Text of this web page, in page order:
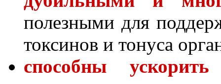
полезными для
токсинов и тонуса
способны